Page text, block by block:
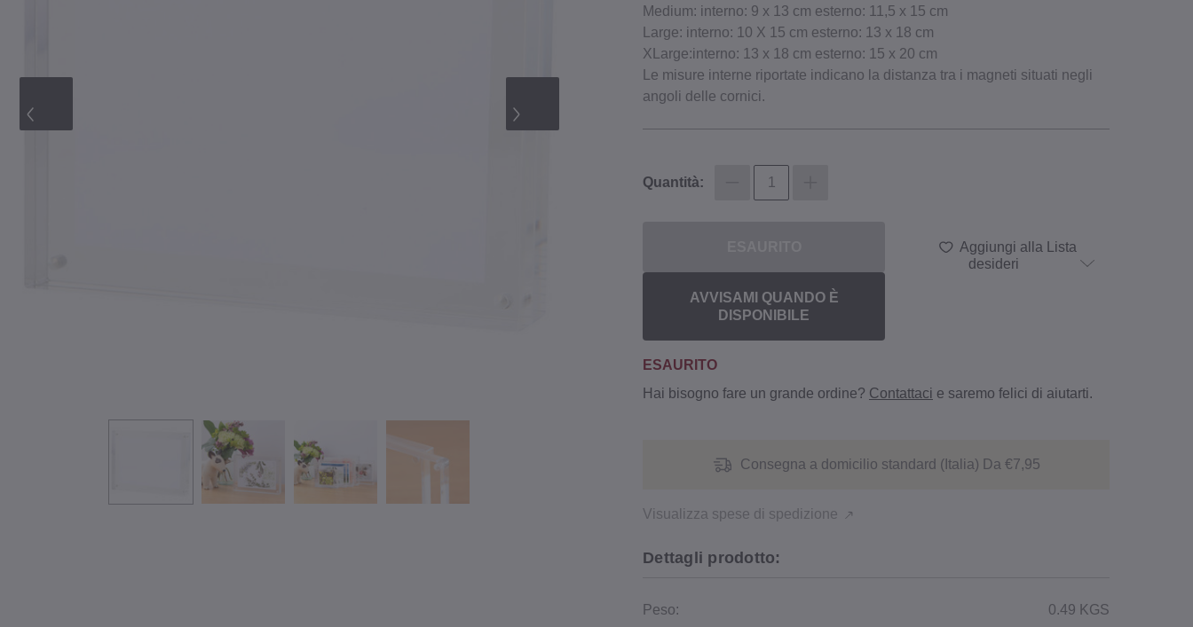
Medium: interno: 9 x 13 cm esterno: 11,5 x 15 cm
Large: interno: 10 X 15 cm esterno: 13 x 18 cm
XLarge:interno: 13 x 18 cm esterno: 15 x 20 cm
Le misure interne riportate indicano la distanza tra i magneti situati negli
angoli delle cornici.
Quantità:
AVVISAMI QUANDO È
DISPONIBILE
Aggiungi alla Lista
desideri
ESAURITO
Dettagli prodotto:
Peso: 0.49 KGS
Consegna a domicilio standard (Italia) Da €7,95
Visualizza spese di spedizione
Hai bisogno fare un grande ordine? Contattaci e saremo felici di aiutarti.